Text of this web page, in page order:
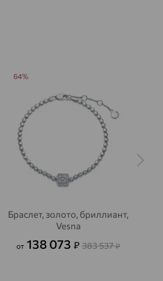
Браслет, золото, бриллиант,
Vesna
от 138 073 ₽ 383 537₽
64%